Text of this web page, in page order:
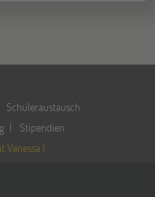
Schüleraustausch
Stipendien
1